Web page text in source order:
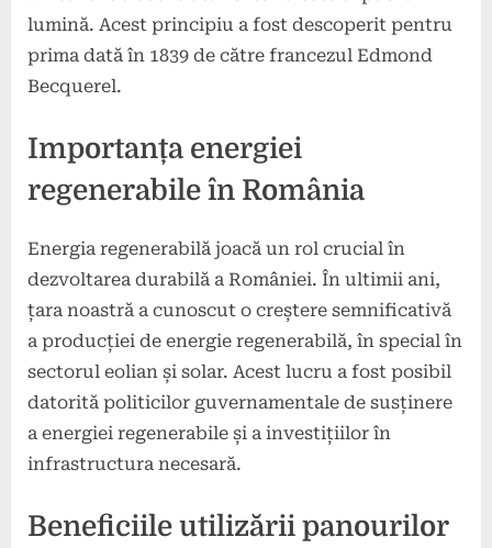
lumină. Acest principiu a fost descoperit pentru
prima dată în 1839 de către francezul Edmond
Becquerel.
Importanța energiei
regenerabile în România
Energia regenerabilă joacă un rol crucial în
dezvoltarea durabilă a României. În ultimii ani,
țara noastră a cunoscut o creștere semnificativă
a producției de energie regenerabilă, în special în
sectorul eolian și solar. Acest lucru a fost posibil
datorită politicilor guvernamentale de susținere
a energiei regenerabile și a investițiilor în
infrastructura necesară.
Beneficiile utilizării panourilor